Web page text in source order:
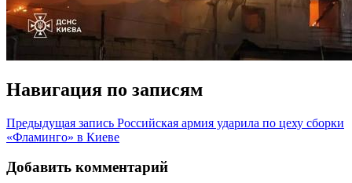
Навигация по записям
Предыдущая запись Российская армия ударила по цеху сборки
«Фламинго» в Киеве
Добавить комментарий